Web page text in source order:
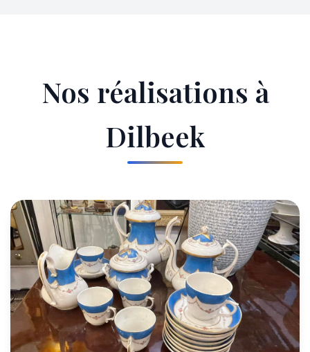
Nos réalisations à
Dilbeek